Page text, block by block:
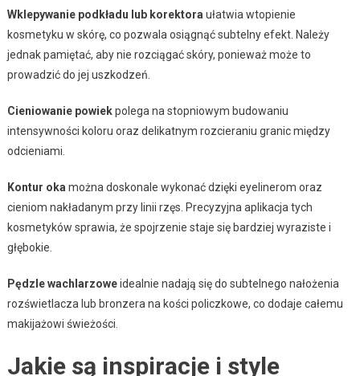
Wklepywanie podkładu lub korektora ułatwia wtopienie
kosmetyku w skórę, co pozwala osiągnąć subtelny efekt. Należy
jednak pamiętać, aby nie rozciągać skóry, ponieważ może to
prowadzić do jej uszkodzeń.
Cieniowanie powiekpolega na stopniowym budowaniu
intensywności koloru oraz delikatnym rozcieraniu granic między
odcieniami.
Kontur oka można doskonale wykonać dzięki eyelinerom oraz
cieniom nakładanym przy linii rzęs. Precyzyjna aplikacja tych
kosmetyków sprawia, że spojrzenie staje się bardziej wyraziste i
głębokie.
Pędzle wachlarzoweidealnie nadają się do subtelnego nałożenia
rozświetlacza lub bronzera na kości policzkowe, co dodaje całemu
makijażowi świeżości.
Jakie są inspiracje i style